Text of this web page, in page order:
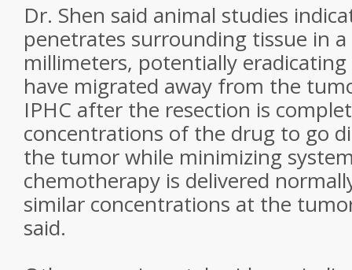
Dr. Shen said animal studies
penetrates surrounding tissue in
millimeters, potentially
have migrated away from the
IPHC after the resection is
concentrations of the drug to go
the tumor while minimizing
chemotherapy is delivered
similar concentrations at the
said.